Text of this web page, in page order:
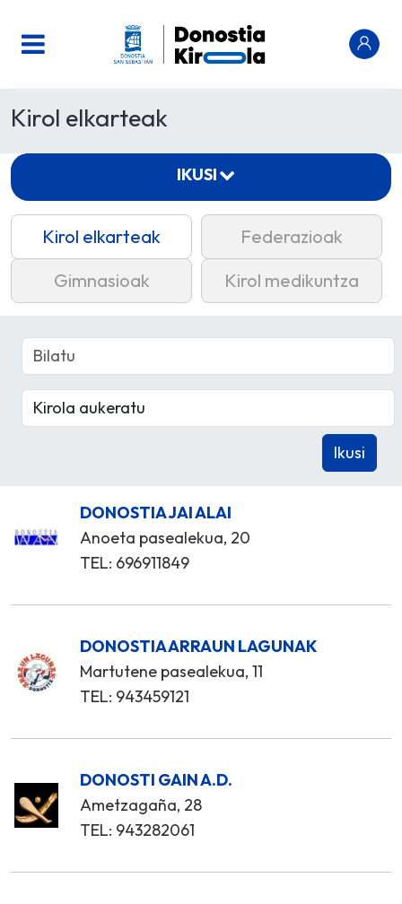
Kirol elkarteak
Kirol elkarteak
Federazioak
Gimnasioak
Kirol medikuntza
DONOSTIA JAI ALAI
Anoeta pasealekua, 20
TEL: 696911849
DONOSTIA ARRAUN LAGUNAK
Martutene pasealekua, 11
TEL: 943459121
DONOSTI GAIN A.D.
Ametzagaña, 28
TEL: 943282061
IKUSI